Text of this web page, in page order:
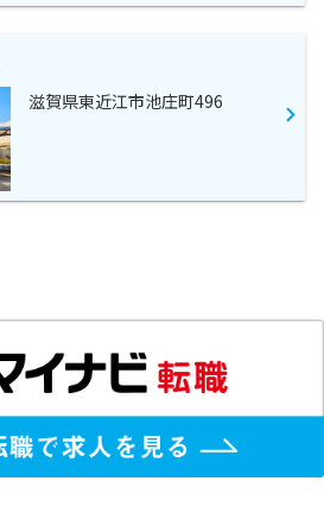
滋賀県東近江市池庄町496